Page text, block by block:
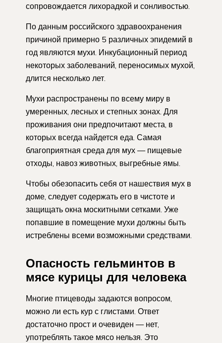
сопровождается лихорадкой и сонливостью.
По данным российского здравоохранения
причиной примерно 5 различных эпидемий в
год являются мухи. Инкубационный период
некоторых заболеваний, переносимых мухой,
длится несколько лет.
Мухи распространены по всему миру в
умеренных, лесных и степных зонах. Для
проживания они предпочитают места, в
которых всегда найдется еда. Самая
благоприятная среда для мух — пищевые
отходы, навоз животных, выгребные ямы.
Чтобы обезопасить себя от нашествия мух в
доме, следует содержать его в чистоте и
защищать окна москитными сетками. Уже
попавшие в помещение мухи должны быть
истреблены всеми возможными средствами.
Опасность гельминтов в
мясе курицы для человека
Многие птицеводы задаются вопросом,
можно ли есть кур с глистами. Ответ
достаточно прост и очевиден — нет,
употреблять такое мясо нельзя. Это